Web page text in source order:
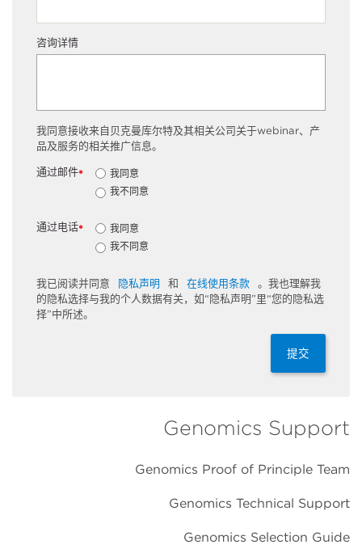
咨询详情
我同意接收来自贝克曼库尔特及其相关公司关于webinar、产
品及服务的相关推广信息。
*
通过邮件
我同意
我不同意
*
通过电话
我同意
我不同意
我已阅读并同意 隐私声明 和 在线使用条款
。我也理解我
的隐私选择与我的个人数据有关，如“隐私声明”里“您的隐私选
择”中所述。
提交
Genomics Support
Genomics Proof of Principle Team
Genomics Technical Support
Genomics Selection Guide